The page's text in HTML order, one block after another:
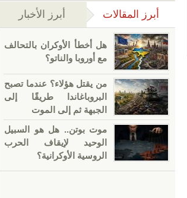
أبرز المقالات (علامة التبويب النشطة)
أبرز الأخبار
هل أخطأ الأوكران بالتحالف
مع أوروبا والناتو؟
من يقتل هؤلاء؟ عندما تصبح
البروباغاندا طريقًا إلى
الجبهة ثم إلى الموت
موت بوتن.. هل هو السبيل
الوحيد لإيقاف الحرب
الروسية الأوكرانية؟